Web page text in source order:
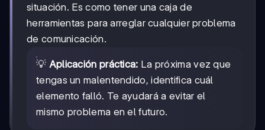
situación. Es como tener una caja de
herramientas para arreglar cualquier problema
de comunicación.
💡 Aplicación práctica: La próxima vez que
tengas un malentendido, identifica cuál
elemento falló. Te ayudará a evitar el
mismo problema en el futuro.